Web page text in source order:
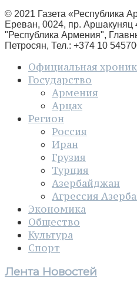
© 2021 Газета «Республика
Ереван, 0024, пр. Аршакуняц
"Республика Армения",
Петросян, Тел.: +374 10
Официальная
Государство
Армения
Арцах
Регион
Россия
Иран
Грузия
Турция
Азербайджан
Агрессия
Экономика
Общество
Культура
Спорт
Лента Новостей